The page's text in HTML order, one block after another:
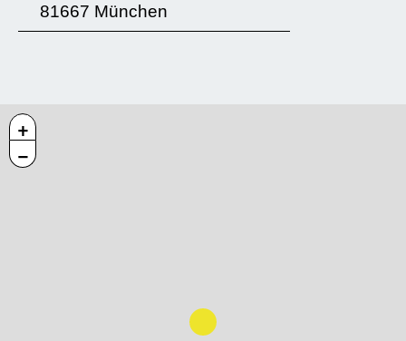
81667 München
+
−